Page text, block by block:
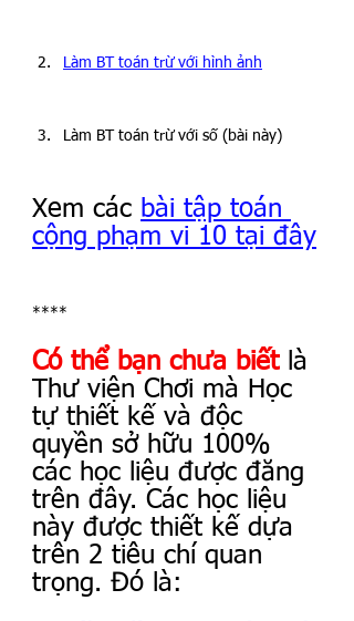
Làm BT toán trừ với hình ảnh
Làm BT toán trừ với số (bài này)
Xem các bài tập toán
cộng phạm vi 10 tại đây
****
Có thể bạn chưa biết là
Thư viện Chơi mà Học
tự thiết kế và độc
quyền sở hữu 100%
các học liệu được đăng
trên đây. Các học liệu
này được thiết kế dựa
trên 2 tiêu chí quan
trọng. Đó là: